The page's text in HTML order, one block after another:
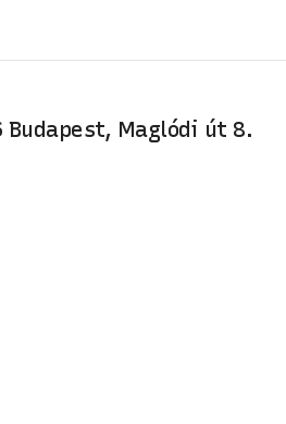
Maglódi út 8.